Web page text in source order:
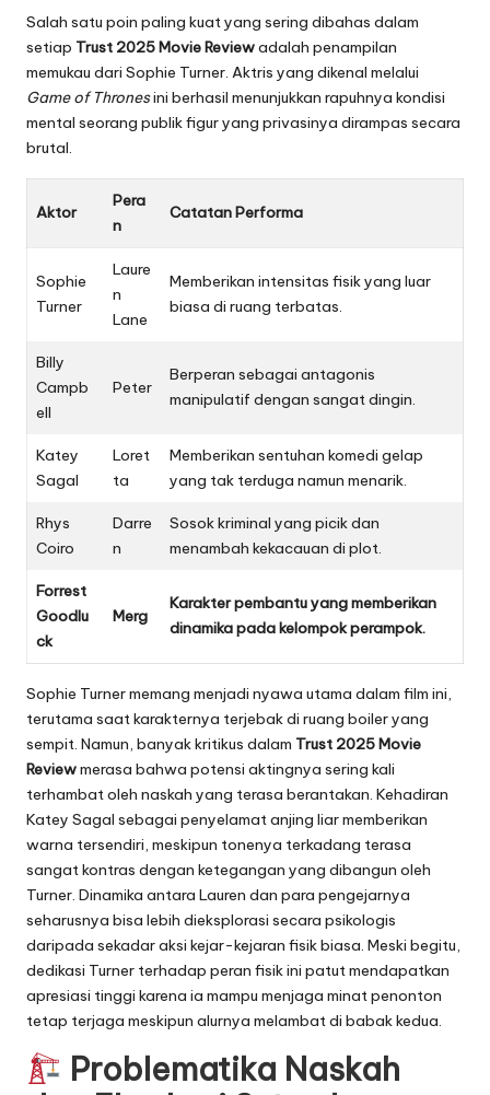
Salah satu poin paling kuat yang sering dibahas dalam
setiap Trust 2025 Movie Reviewadalah penampilan
memukau dari Sophie Turner. Aktris yang dikenal melalui
Game of Thronesini berhasil menunjukkan rapuhnya kondisi
mental seorang publik figur yang privasinya dirampas secara
brutal.
Aktor
Pera
n
Catatan Performa
Sophie
Turner
Laure
n
Lane
Memberikan intensitas fisik yang luar
biasa di ruang terbatas.
Billy
Campb
ell
Peter
Berperan sebagai antagonis
manipulatif dengan sangat dingin.
Katey
Sagal
Loret
ta
Memberikan sentuhan komedi gelap
yang tak terduga namun menarik.
Rhys
Coiro
Darre
n
Sosok kriminal yang picik dan
menambah kekacauan di plot.
Forrest
Goodlu
ck
Merg
Karakter pembantu yang memberikan
dinamika pada kelompok perampok.
Sophie Turner memang menjadi nyawa utama dalam film ini,
terutama saat karakternya terjebak di ruang boiler yang
sempit. Namun, banyak kritikus dalam Trust 2025 Movie
Reviewmerasa bahwa potensi aktingnya sering kali
terhambat oleh naskah yang terasa berantakan. Kehadiran
Katey Sagal sebagai penyelamat anjing liar memberikan
warna tersendiri, meskipun tonenya terkadang terasa
sangat kontras dengan ketegangan yang dibangun oleh
Turner. Dinamika antara Lauren dan para pengejarnya
seharusnya bisa lebih dieksplorasi secara psikologis
daripada sekadar aksi kejar-kejaran fisik biasa. Meski begitu,
dedikasi Turner terhadap peran fisik ini patut mendapatkan
apresiasi tinggi karena ia mampu menjaga minat penonton
tetap terjaga meskipun alurnya melambat di babak kedua.
Problematika Naskah